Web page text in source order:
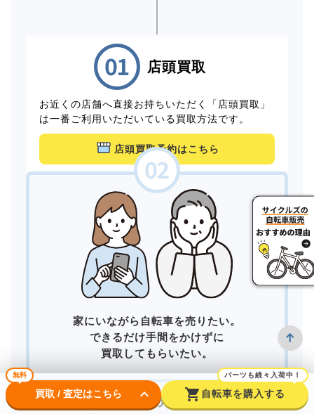
店頭買取
お近くの店舗へ直接お持ちいただく「店頭買取」
は一番ご利用いただいている買取方法です。
店頭買取予約はこちら
家にいながら自転車を売りたい。
できるだけ手間をかけずに
買取してもらいたい。
そんなあなたは
無料
買取 / 査定はこちら keyboard_arrow_down shopping_cart
パーツも続々入荷中！
自転車を購入する